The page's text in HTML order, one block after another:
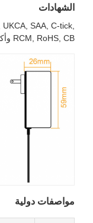
الشهادات
SAA, C-tick,
RCM, RoHS, CB وأكثر من ذلك
مواصفات دولية